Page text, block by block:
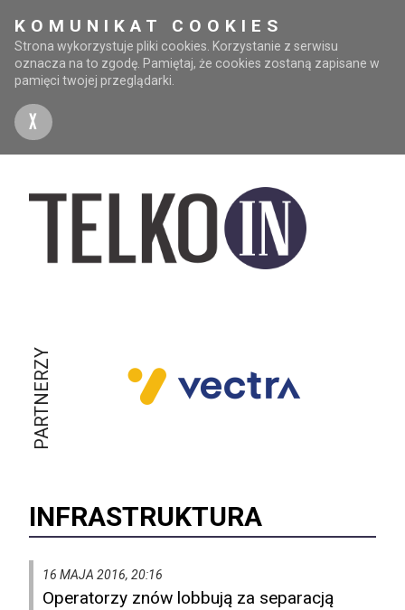
KOMUNIKAT COOKIES
Strona wykorzystuje pliki cookies. Korzystanie z serwisu
oznacza na to zgodę. Pamiętaj, że cookies zostaną zapisane w
pamięci twojej przeglądarki.
X
PARTNERZY
INFRASTRUKTURA
16 MAJA 2016, 20:16
Operatorzy znów lobbują za separacją